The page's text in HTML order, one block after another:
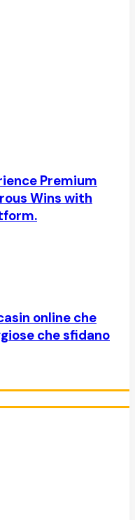
Premium
Wins with
online che
che sfidano